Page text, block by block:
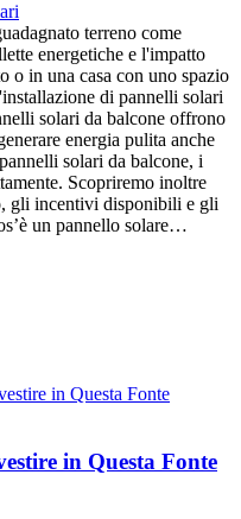
terreno come
energetiche e l'impatto
o in una casa con uno spazio
di pannelli solari
solari da balcone offrono
energia pulita anche
solari da balcone, i
Scopriremo inoltre
gli incentivi disponibili e gli
un pannello solare…
in Questa Fonte